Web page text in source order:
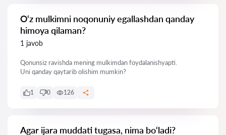
O‘z mulkimni noqonuniy egallashdan qanday
himoya qilaman?
1 javob
Qonunsiz ravishda mening mulkimdan foydalanishyapti.
Uni qanday qaytarib olishim mumkin?
1 0 126
Agar ijara muddati tugasa, nima bo‘ladi?